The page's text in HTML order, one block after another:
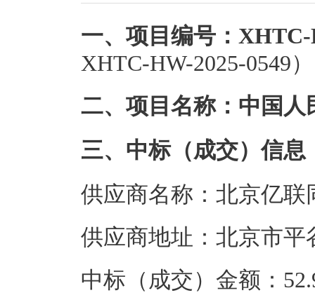
一、项目编号：XHTC-
XHTC-HW-2025-0549）
二、项目名称：中国
三、中标（成交）信息
供应商名称：北京亿联
供应商地址：北京市平
中标（成交）金额：